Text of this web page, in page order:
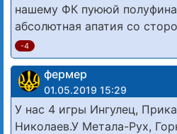
нашему ФК пуююй
абсолютная апатия со
-4
фермер
01.05.2019 15:29
У нас 4 игры Ингулец,
Николаев.У Метала-Рух,